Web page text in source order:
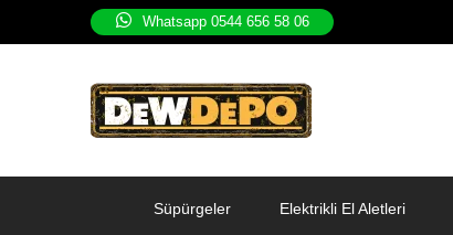
Whatsapp 0544 656 58 06
Süpürgeler Elektrikli El Aletleri